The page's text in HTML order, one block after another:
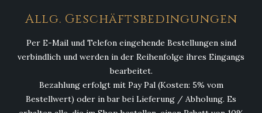
Allg. Geschäftsbedingungen
Per E-Mail und Telefon eingehende Bestellungen sind
verbindlich und werden in der Reihenfolge ihres Eingangs
bearbeitet.
Bezahlung erfolgt mit Pay Pal (Kosten: 5% vom
Bestellwert) oder in bar bei Lieferung / Abholung. Es